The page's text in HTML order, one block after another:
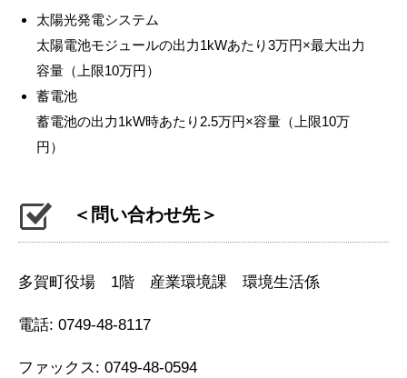
太陽光発電システム
太陽電池モジュールの出力1kWあたり3万円×最大出力
容量（上限10万円）
蓄電池
蓄電池の出力1kW時あたり2.5万円×容量（上限10万
円）
＜問い合わせ先＞
多賀町役場 1階 産業環境課 環境生活係
電話: 0749-48-8117
ファックス: 0749-48-0594